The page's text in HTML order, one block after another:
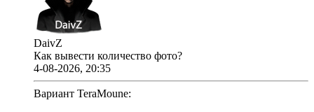
DaivZ
Как вывести количество фото?
4-08-2026, 20:35
Вариант TeraMoune: